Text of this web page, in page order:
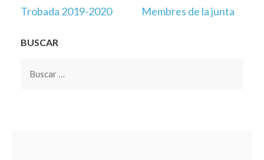
Navegación
entradas
Trobada 2019-2020 Membres de la junta
BUSCAR
Buscar: